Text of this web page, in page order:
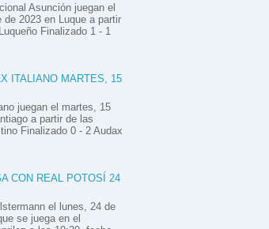
Asunción juegan el
2023 en Luque a partir
Finalizado 1 - 1
ITALIANO MARTES, 15
juegan el martes, 15
a partir de las
Finalizado 0 - 2 Audax
CON REAL POTOSÍ 24
el lunes, 24 de
se juega en el